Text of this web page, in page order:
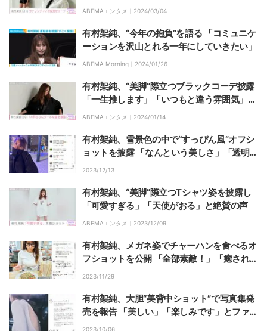
さ、すべて詰まっています」
ABEMAエンタメ｜ 2024/03/04
有村架純、“今年の抱負”を語る 「コミュニケ
ーションを沢山とれる一年にしていきたい」
ABEMA Morning｜ 2024/01/26
有村架純、“美脚”際立つブラックコーデ披露
「一生推します」「いつもと違う雰囲気」と
絶賛の声
ABEMAエンタメ｜ 2024/01/14
有村架純、雪景色の中で“すっぴん風”オフシ
ョットを披露 「なんという美しさ」「透明感
すごい」とファン称賛
2023/12/13
有村架純、“美脚”際立つTシャツ姿を披露し
「可愛すぎる」「天使がおる」と絶賛の声
ABEMAエンタメ｜ 2023/12/09
有村架純、メガネ姿でチャーハンを食べるオ
フショットを公開 「全部素敵！」「癒され
る」と反響
2023/11/29
有村架純、大胆“美背中ショット”で写真集発
売を報告 「美しい」「楽しみです」とファン
歓喜
2023/10/06